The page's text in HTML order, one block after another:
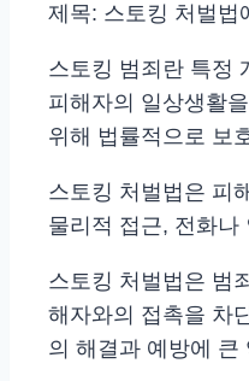
제목: 스토킹 처벌법
스토킹 범죄란 특정
피해자의 일상생활
위해 법률적으로 보
스토킹 처벌법은 피
물리적 접근, 전화나
스토킹 처벌법은 범
해자와의 접촉을 차
의 해결과 예방에 큰